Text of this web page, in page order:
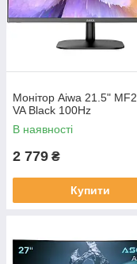
Монітор Aiwa 21.5"
VA Black 100Hz
В наявності
2 779 ₴
Купити